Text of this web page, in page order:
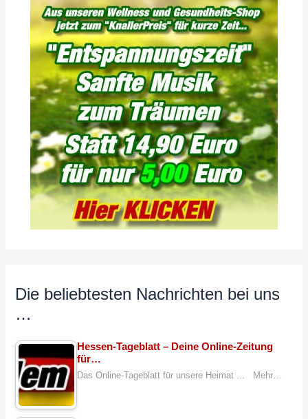
Die beliebtesten Nachrichten bei uns
…
Hessen-Tageblatt – Deine Online-Zeitung
für…
Das Online-Tageblatt für unsere Heimat ... Mehr…